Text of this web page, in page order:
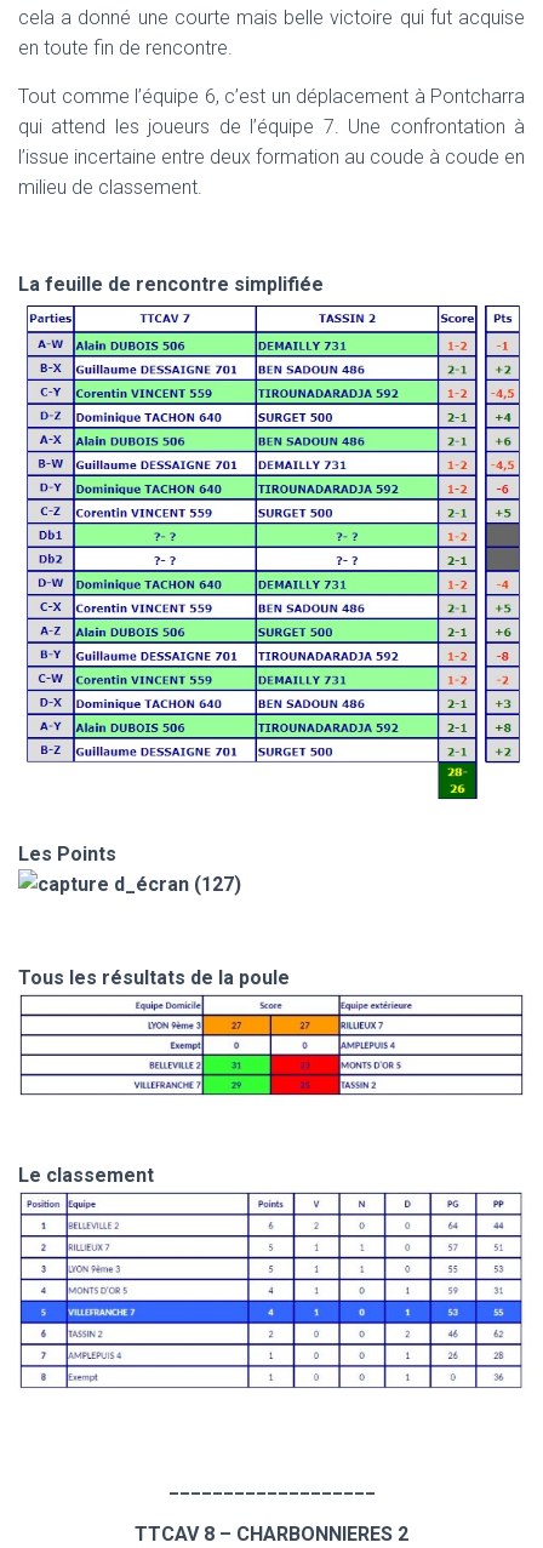
cela a donné une courte mais belle victoire qui fut acquise
en toute fin de rencontre.
Tout comme l’équipe 6, c’est un déplacement à Pontcharra
qui attend les joueurs de l’équipe 7. Une confrontation à
l’issue incertaine entre deux formation au coude à coude en
milieu de classement.
La feuille de rencontre simplifiée
Les Points
Tous les résultats de la poule
Le classement
TTCAV 8 – CHARBONNIERES 2